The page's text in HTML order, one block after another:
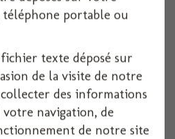
orange 220cm
portable ou
texte déposé sur
de la visite de notre
des informations
navigation, de
de notre site